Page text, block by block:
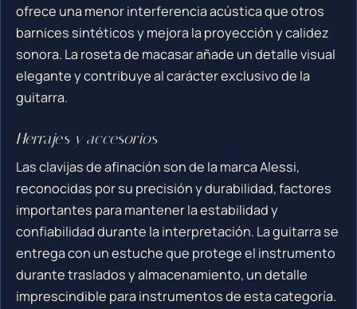
ofrece una menor interferencia acústica que otros
barnices sintéticos y mejora la proyección y calidez
sonora. La roseta de macasar añade un detalle visual
elegante y contribuye al carácter exclusivo de la
guitarra.
Herrajes y accesorios
Las clavijas de afinación son de la marca Alessi,
reconocidas por su precisión y durabilidad, factores
importantes para mantener la estabilidad y
confiabilidad durante la interpretación. La guitarra se
entrega con un estuche que protege el instrumento
durante traslados y almacenamiento, un detalle
imprescindible para instrumentos de esta categoría.